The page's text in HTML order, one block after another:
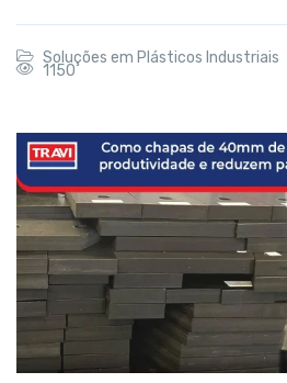
Soluções em Plásticos Industriais
1150